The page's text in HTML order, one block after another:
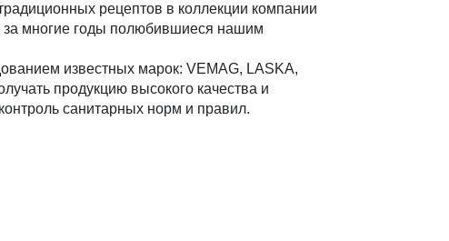
рецептов в коллекции компании
многие годы полюбившиеся нашим
известных марок: VEMAG, LASKA,
продукцию высокого качества и
санитарных норм и правил.